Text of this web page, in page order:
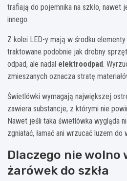
trafiają do pojemnika na szkło, nawet
innego.
Z kolei LED-y mają w środku
traktowane podobnie jak drobny
odpad, ale nadal elektroodpad.
zmieszanych oznacza stratę
Świetlówki wymagają największej
zawiera substancje, z którymi nie
Nawet jeśli taka świetlówka wygląda
zgniatać, łamać ani wrzucać luzem do
Dlaczego nie wolno
żarówek do szkła